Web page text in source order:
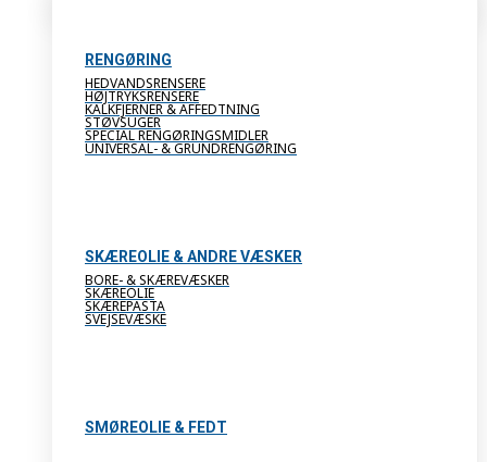
RENGØRING
HEDVANDSRENSERE
HØJTRYKSRENSERE
KALKFJERNER & AFFEDTNING
STØVSUGER
SPECIAL RENGØRINGSMIDLER
UNIVERSAL- & GRUNDRENGØRING
SKÆREOLIE & ANDRE VÆSKER
BORE- & SKÆREVÆSKER
SKÆREOLIE
SKÆREPASTA
SVEJSEVÆSKE
SMØREOLIE & FEDT